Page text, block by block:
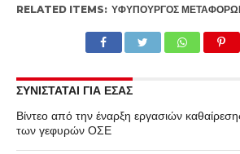
RELATED ITEMS: ΥΦΥΠΟΥΡΓΌΣ
ΣΥΝΙΣΤΑΤΑΙ ΓΙΑ ΕΣΑΣ
Βίντεο από την έναρξη εργασιών
των γεφυρών ΟΣΕ